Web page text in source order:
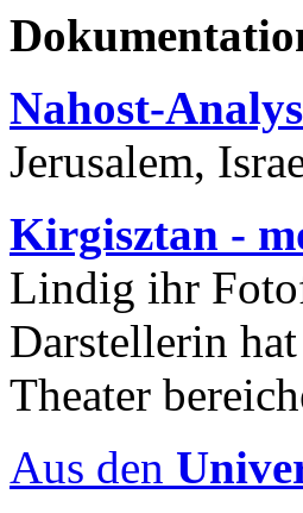
Nahost-
Jerusalem,
Kirgisztan -
Lindig ihr
Darstellerin
Theater
Aus den